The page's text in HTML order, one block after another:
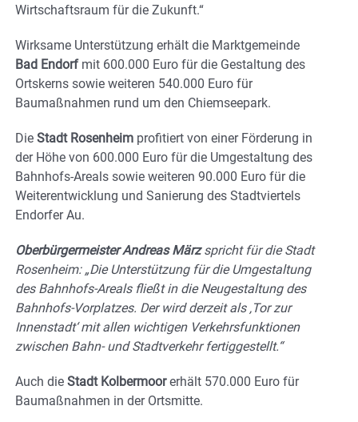
Wirtschaftsraum für die Zukunft.“
Wirksame Unterstützung erhält die Marktgemeinde
Bad Endorfmit 600.000 Euro für die Gestaltung des
Ortskerns sowie weiteren 540.000 Euro für
Baumaßnahmen rund um den Chiemseepark.
Die Stadt Rosenheim profitiert von einer Förderung in
der Höhe von 600.000 Euro für die Umgestaltung des
Bahnhofs-Areals sowie weiteren 90.000 Euro für die
Weiterentwicklung und Sanierung des Stadtviertels
Endorfer Au.
Oberbürgermeister Andreas Märzspricht für die Stadt
Rosenheim: „Die Unterstützung für die Umgestaltung
des Bahnhofs-Areals fließt in die Neugestaltung des
Bahnhofs-Vorplatzes. Der wird derzeit als ‚Tor zur
Innenstadt‘ mit allen wichtigen Verkehrsfunktionen
zwischen Bahn- und Stadtverkehr fertiggestellt.“
Auch die Stadt Kolbermoorerhält 570.000 Euro für
Baumaßnahmen in der Ortsmitte.